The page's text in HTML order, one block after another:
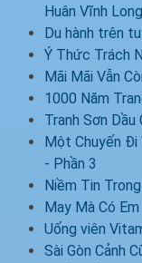
Huân Vĩnh Long
Du hành trên
Ý Thức Trách
Mãi Mãi Vẫn
1000 Năm
Tranh Sơn Dầu
Một Chuyến Đi
- Phần 3
Niềm Tin
May Mà Có Em
Uống viên
Sài Gòn Cảnh